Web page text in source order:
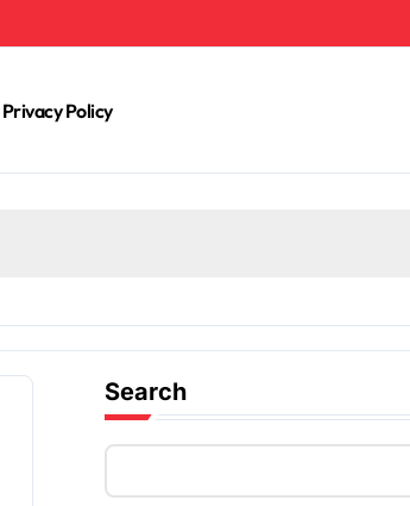
Privacy Policy
Search